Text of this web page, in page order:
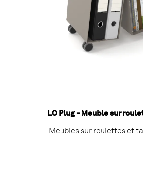
LO Plug - Meuble sur
Meubles sur roulettes et